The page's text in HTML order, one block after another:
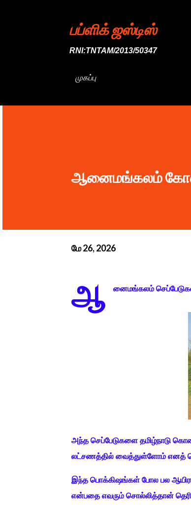
பப்ளிக் ஜஸ்டிஸ்
RNI:TNTAM/2013/50347
முகப்பு
ஆனைமங்கலம்
மே 26, 2026
ஆ னைமங்கலம் செப்பேடுகள்
அந்த செப்பேடுகளை தமிழ்நாடு
லட்சணத்தில் வைத்துள்ளோம் எனத்
இந்த பொக்கிஷங்கள் போல பல ஆயிரம்
என்பதை எவரும் சொல்லித்தான்